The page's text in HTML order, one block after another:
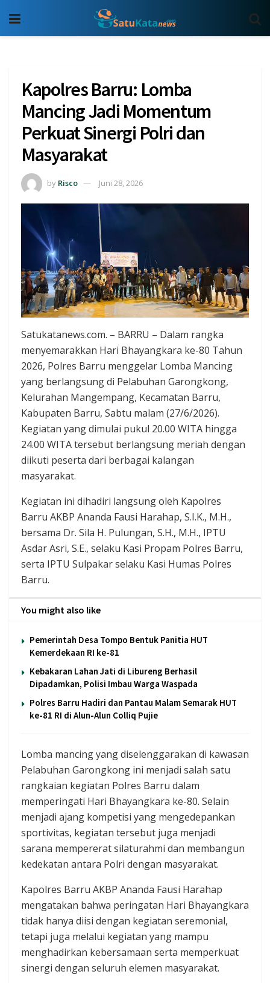
Kapolres Barru: Lomba
Mancing Jadi Momentum
Perkuat Sinergi Polri dan
Masyarakat
by Risco Juni 28, 2026
Satukatanews.com. – BARRU – Dalam rangka
menyemarakkan Hari Bhayangkara ke-80 Tahun
2026, Polres Barru menggelar Lomba Mancing
yang berlangsung di Pelabuhan Garongkong,
Kelurahan Mangempang, Kecamatan Barru,
Kabupaten Barru, Sabtu malam (27/6/2026).
Kegiatan yang dimulai pukul 20.00 WITA hingga
24.00 WITA tersebut berlangsung meriah dengan
diikuti peserta dari berbagai kalangan
masyarakat.
Kegiatan ini dihadiri langsung oleh Kapolres
Barru AKBP Ananda Fausi Harahap, S.I.K., M.H.,
bersama Dr. Sila H. Pulungan, S.H., M.H., IPTU
Asdar Asri, S.E., selaku Kasi Propam Polres Barru,
serta IPTU Sulpakar selaku Kasi Humas Polres
Barru.
You might also like
Pemerintah Desa Tompo Bentuk Panitia HUT
Kemerdekaan RI ke-81
Kebakaran Lahan Jati di Libureng Berhasil
Dipadamkan, Polisi Imbau Warga Waspada
Polres Barru Hadiri dan Pantau Malam Semarak HUT
ke-81 RI di Alun-Alun Colliq Pujie
Lomba mancing yang diselenggarakan di kawasan
Pelabuhan Garongkong ini menjadi salah satu
rangkaian kegiatan Polres Barru dalam
memperingati Hari Bhayangkara ke-80. Selain
menjadi ajang kompetisi yang mengedepankan
sportivitas, kegiatan tersebut juga menjadi
sarana mempererat silaturahmi dan membangun
kedekatan antara Polri dengan masyarakat.
Kapolres Barru AKBP Ananda Fausi Harahap
mengatakan bahwa peringatan Hari Bhayangkara
tidak hanya diisi dengan kegiatan seremonial,
tetapi juga melalui kegiatan yang mampu
menghadirkan kebersamaan serta memperkuat
sinergi dengan seluruh elemen masyarakat.